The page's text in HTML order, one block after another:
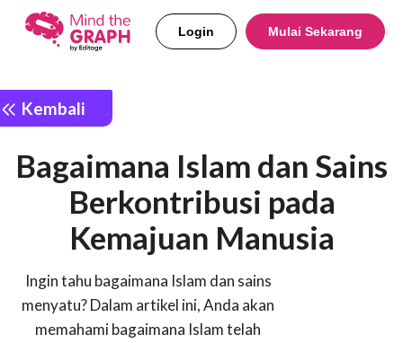
Login Mulai Sekarang
Kembali
Bagaimana Islam dan Sains
Berkontribusi pada
Kemajuan Manusia
Ingin tahu bagaimana Islam dan sains
menyatu? Dalam artikel ini, Anda akan
memahami bagaimana Islam telah